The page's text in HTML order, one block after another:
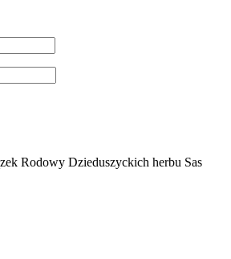
Rodowy Dzieduszyckich herbu Sas